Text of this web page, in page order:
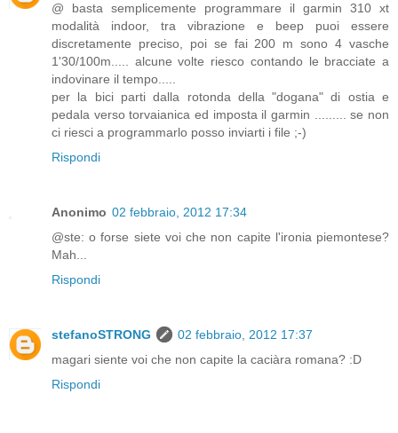
@ basta semplicemente programmare il garmin 310 xt
modalità indoor, tra vibrazione e beep puoi essere
discretamente preciso, poi se fai 200 m sono 4 vasche
1'30/100m..... alcune volte riesco contando le bracciate a
indovinare il tempo.....
per la bici parti dalla rotonda della "dogana" di ostia e
pedala verso torvaianica ed imposta il garmin ......... se non
ci riesci a programmarlo posso inviarti i file ;-)
Rispondi
Anonimo 02 febbraio, 2012 17:34
@ste: o forse siete voi che non capite l'ironia piemontese?
Mah...
Rispondi
stefanoSTRONG
02 febbraio, 2012 17:37
magari siente voi che non capite la caciàra romana? :D
Rispondi